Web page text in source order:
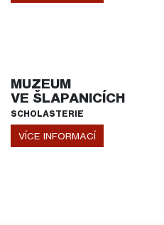
MUZEUM
VE ŠLAPANICÍCH
SCHOLASTERIE
VÍCE INFORMACÍ